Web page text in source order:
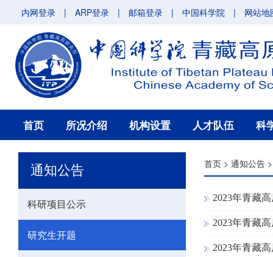
内网登录 | ARP登录 | 邮箱登录 | 中国科学院 | 网站地
首页 所况介绍 机构设置 人才队伍 科
通知公告
科研项目公示
研究生开题
首页 > 通知公告
2023年青藏
2023年青藏
2023年青藏